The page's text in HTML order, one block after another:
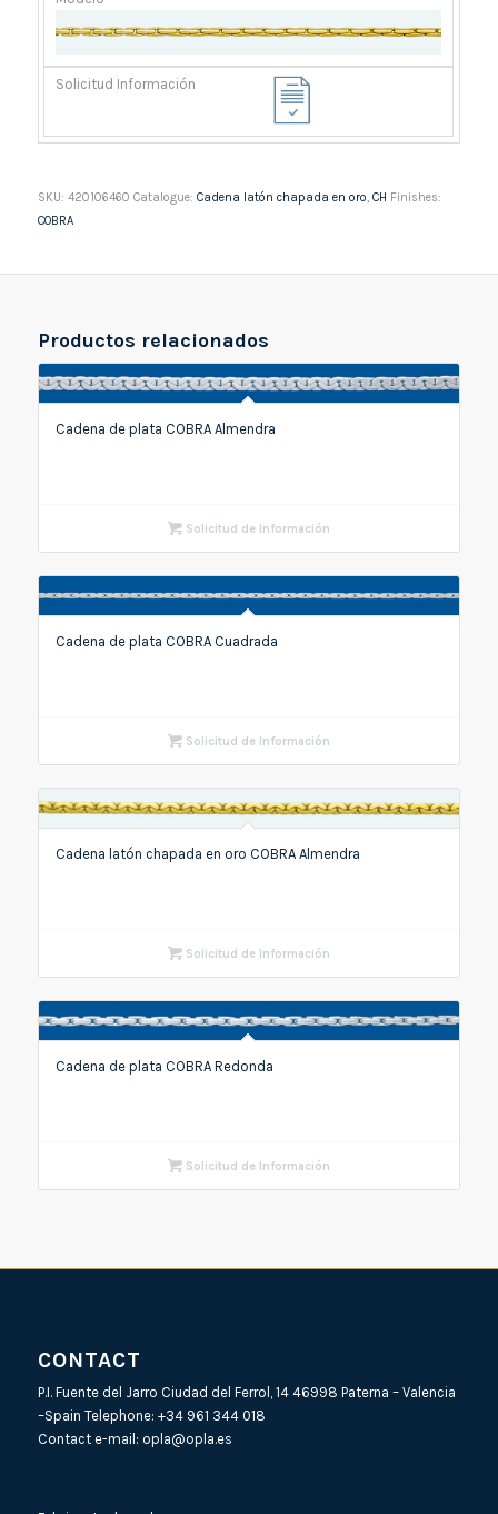
SKU: 420106460 Catalogue: Cadena latón chapada en oro CH Finishes:
COBRA
Productos relacionados
Cadena de plata COBRA Almendra
Solicitud de Información
Cadena de plata COBRA Cuadrada
Solicitud de Información
Cadena latón chapada en oro COBRA Almendra
Solicitud de Información
Cadena de plata COBRA Redonda
Solicitud de Información
CONTACT
P.I. Fuente del Jarro Ciudad del Ferrol, 14 46998 Paterna – Valencia
–Spain Telephone: +34 961 344 018
Contact e-mail: opla@opla.es